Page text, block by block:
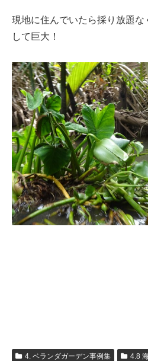
現地に住んでいたら採り放題
して巨大！
4. ベランダガーデン事例集 4.8